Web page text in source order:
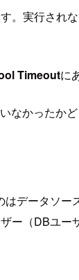
。実行され
Timeoutに
かったかど
はデータソ
（DBユー